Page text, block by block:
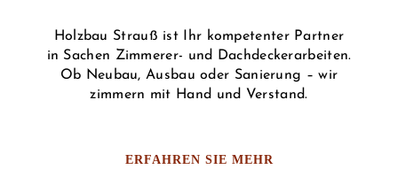
Holzbau Strauß ist Ihr kompetenter Partner
in Sachen Zimmerer- und Dachdeckerarbeiten.
Ob Neubau, Ausbau oder Sanierung – wir
zimmern mit Hand und Verstand.
ERFAHREN SIE MEHR